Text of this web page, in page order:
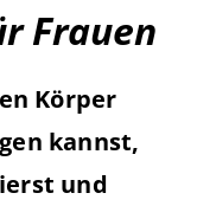
Frauen
Körper
kannst,
und